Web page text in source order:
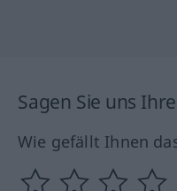
Sagen Sie uns
Wie gefällt Ihnen